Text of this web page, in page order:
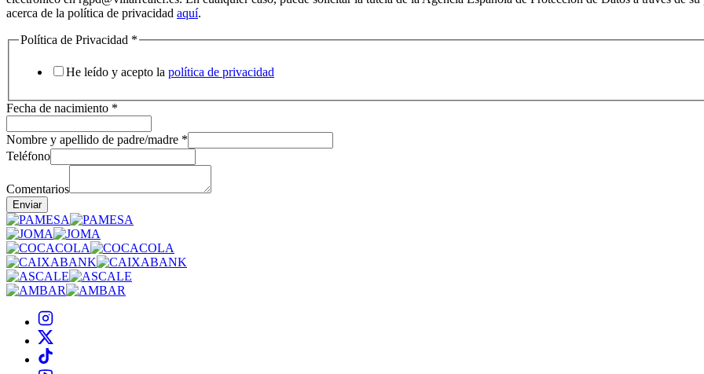
acerca de la política de privacidad aquí.
Política de Privacidad *
He leído y acepto la política de privacidad
Fecha de nacimiento *
Nombre y apellido de padre/madre *
Teléfono
Comentarios
Enviar